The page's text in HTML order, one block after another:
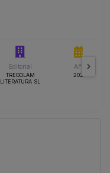
Editorial
TREGOLAM
LITERATURA SL
Año
2021